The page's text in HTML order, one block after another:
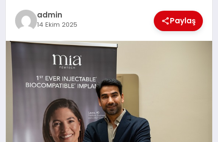
admin
14 Ekim 2025 Paylaş